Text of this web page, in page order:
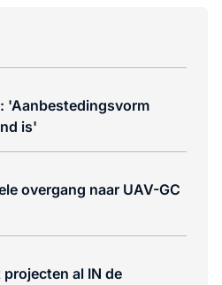
'Aanbestedingsvorm
is'
overgang naar UAV-GC
al IN de